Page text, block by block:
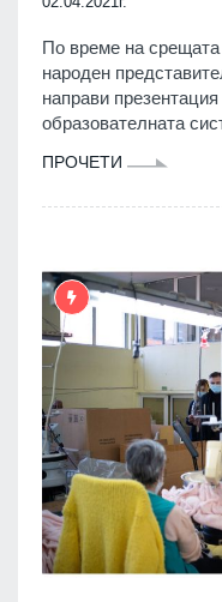
По време на
народен
направи
образователната
ПРОЧЕТИ